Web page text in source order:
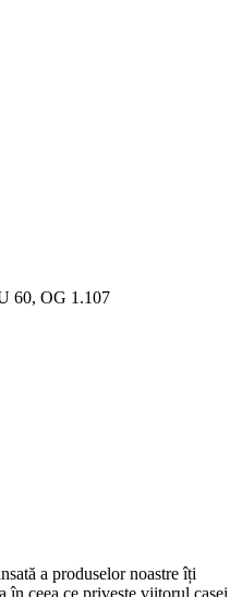
60, OG 1.107
a produselor noastre îți